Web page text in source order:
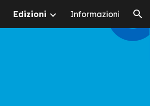
Edizioni Informazioni